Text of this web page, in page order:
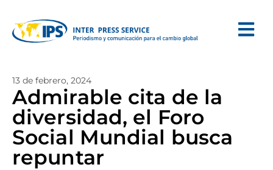
13 de febrero, 2024
Admirable cita de la
diversidad, el Foro
Social Mundial busca
repuntar